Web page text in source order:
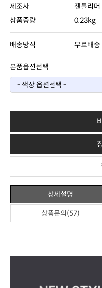
제조사
젠틀리머
상품중량
0.23kg
배송방식 무료배송
본품옵션선택
상세설명
상품문의(57)